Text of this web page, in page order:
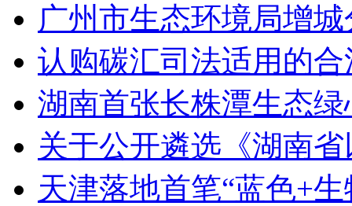
广州市生态环境局增
认购碳汇司法适用的
湖南首张长株潭生态
关于公开遴选《湖南
天津落地首笔“蓝色+